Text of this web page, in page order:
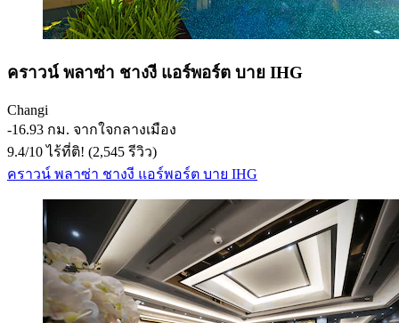
คราวน์ พลาซ่า ชางงี แอร์พอร์ต บาย IHG
Changi
‐16.93 กม. จากใจกลางเมือง
9.4/10ไร้ที่ติ! (2,545 รีวิว)
คราวน์ พลาซ่า ชางงี แอร์พอร์ต บาย IHG